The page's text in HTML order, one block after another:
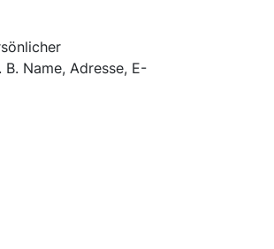
Name, Adresse, E-